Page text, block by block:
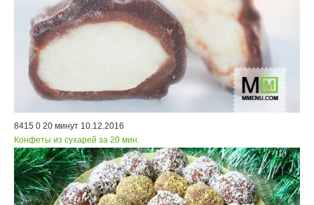
8415 0 20 минут 10.12.2016
Конфеты из сухарей за 20 мин.